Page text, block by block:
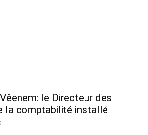
le Directeur des
la comptabilité installé